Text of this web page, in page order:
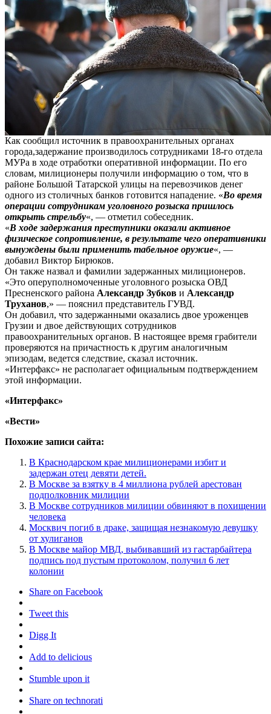
Как сообщил источник в правоохранительных органах
города,задержание производилось сотрудниками 18-го отдела
МУРа в ходе отработки оперативной информации. По его
словам, милиционеры получили информацию о том, что в
районе Большой Татарской улицы на перевозчиков денег
одного из столичных банков готовится нападение. «Во время
операции сотрудникам уголовного розыска пришлось
открыть стрельбу«, — отметил собеседник.
«В ходе задержания преступники оказали активное
физическое сопротивление, в результате чего оперативники
вынуждены были применить табельное оружие«, —
добавил Виктор Бирюков.
Он также назвал и фамилии задержанных милиционеров.
«Это оперуполномоченные уголовного розыска ОВД
Пресненского района Александр Зубков и Александр
Труханов,» — пояснил представитель ГУВД.
Он добавил, что задержанными оказались двое уроженцев
Грузии и двое действующих сотрудников
правоохранительных органов. В настоящее время грабители
проверяются на причастность к другим аналогичным
эпизодам, ведется следствие, сказал источник.
«Интерфакс» не располагает официальным подтверждением
этой информации.
«Интерфакс»
«Вести»
Похожие записи сайта:
В Краснодарском крае милиционерами избит и
задержан отец девяти детей.
В Москве за взятку в 4 миллиона рублей арестован
подполковник милиции
В Москве сотрудников милиции обвиняют в похищении
человека
Москвич погиб в драке, защищая незнакомую девушку
от хулиганов
В Москве майор МВД, выбивавший из гастарбайтера
подпись под пустым протоколом, получил 6 лет
колонии
Share on Facebook
Tweet this
Digg It
Add to delicious
Stumble upon it
Share on technorati